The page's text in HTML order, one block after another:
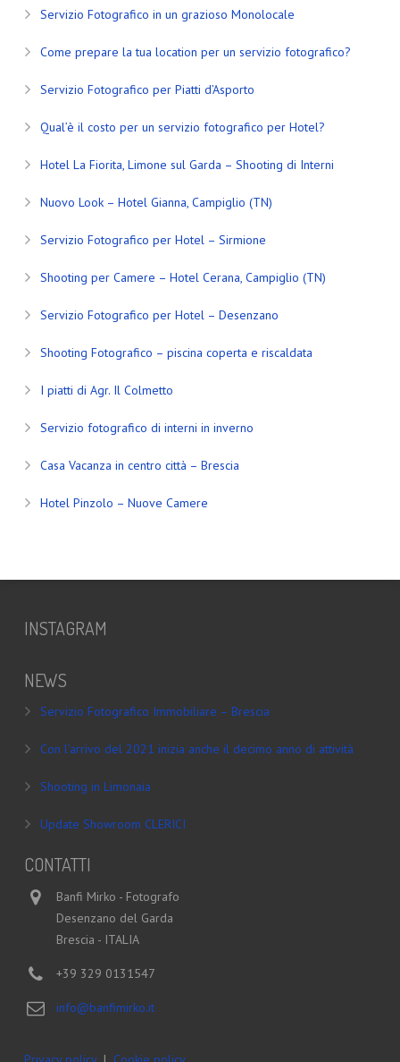
Servizio Fotografico in un grazioso Monolocale
Come prepare la tua location per un servizio fotografico?
Servizio Fotografico per Piatti d’Asporto
Qual’è il costo per un servizio fotografico per Hotel?
Hotel La Fiorita, Limone sul Garda – Shooting di Interni
Nuovo Look – Hotel Gianna, Campiglio (TN)
Servizio Fotografico per Hotel – Sirmione
Shooting per Camere – Hotel Cerana, Campiglio (TN)
Servizio Fotografico per Hotel – Desenzano
Shooting Fotografico – piscina coperta e riscaldata
I piatti di Agr. Il Colmetto
Servizio fotografico di interni in inverno
Casa Vacanza in centro città – Brescia
Hotel Pinzolo – Nuove Camere
INSTAGRAM
NEWS
Servizio Fotografico Immobiliare – Brescia
Con l’arrivo del 2021 inizia anche il decimo anno di attività
Shooting in Limonaia
Update Showroom CLERICI
CONTATTI
Banfi Mirko - Fotografo
Desenzano del Garda
Brescia - ITALIA
+39 329 0131547
info@banfimirko.it